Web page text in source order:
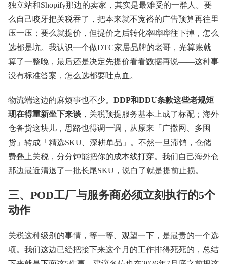
独立站和Shopify那边的卖家，其实是最难受的一群人。要
么自己咬牙把关税吞了，把本来就不宽裕的广告预算再往里
压一压；要么就提价，但提价之后转化率哗哗往下掉，怎么
选都是坑。我认识一个做DTC家居品牌的老哥，光算账就
算了一整晚，最后还是决定先提价看看数据再说——这种事
没有标准答案，怎么选都要吐点血。
物流端这边的麻烦事也不少。 DDP和DDU条款这些老规矩
现在得重新坐下来谈 ，关税预提服务基本上成了标配；海外
仓备货这块儿，思路也得调一调，从原来「广撒网、多囤
货」转成「精选SKU、深耕单品」。不然一旦滞销，仓储
费叠上关税，分分钟能把你的成本线打穿。我们自己海外仓
那边最近清退了一批长尾SKU，说白了就是提前止损。
三、POD工厂与服务商必须立刻执行的5个
动作
关税这种级别的事情，等一等、观望一下，是最贵的一个选
项。我们这边已经把接下来这个月的工作排得死死的，总结